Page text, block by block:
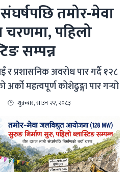
तमोर-मेवा
पहिलो
सम्पन्न
र प्रशासनिक अवरोध पार गर्दै १२८
महत्वपूर्ण कोशेढुङ्गा पार गर्‍यो
शुक्रबार, साउन २२, २०८३